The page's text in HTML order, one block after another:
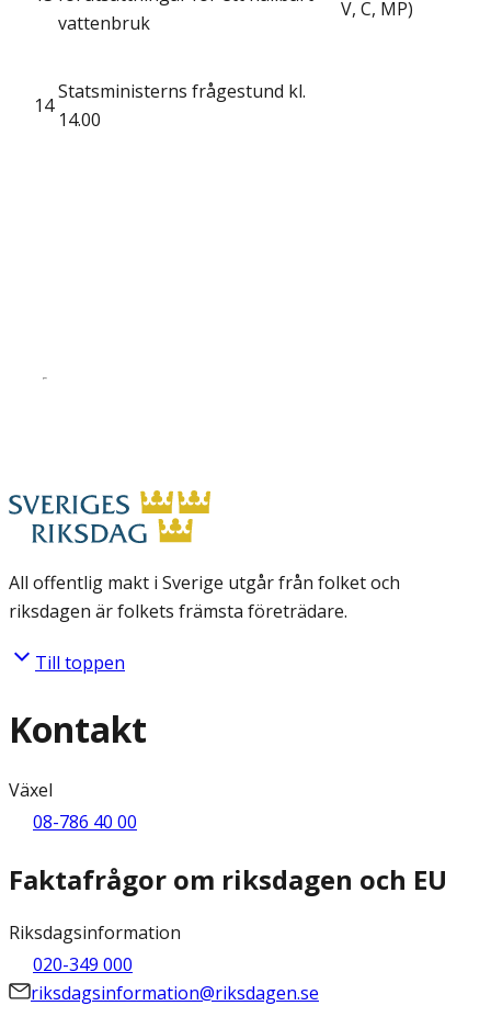
vattenbruk
V, C, MP)
14
Statsministerns frågestund kl.
14.00
All offentlig makt i Sverige utgår från folket och
riksdagen är folkets främsta företrädare.
Till toppen
Kontakt
Växel
08-786 40 00
Faktafrågor om riksdagen och EU
Riksdagsinformation
020-349 000
riksdagsinformation@riksdagen.se